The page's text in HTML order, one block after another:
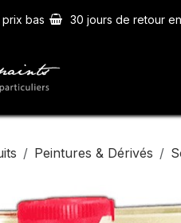
bas 30 jours de retour
Peintures & Dérivés